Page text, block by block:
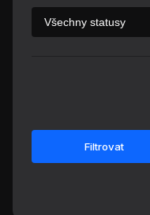
Filtrovat